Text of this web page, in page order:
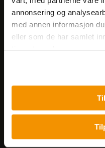
annonsering og
med annen informasjon
eller som de har samlet
Nils Hansens vei 8